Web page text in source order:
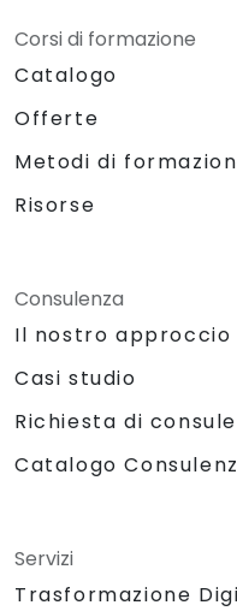
Corsi di formazione
Catalogo
Offerte
Metodi di
Risorse
Consulenza
Il nostro approccio
Casi studio
Richiesta di
Catalogo
Servizi
Trasformazione